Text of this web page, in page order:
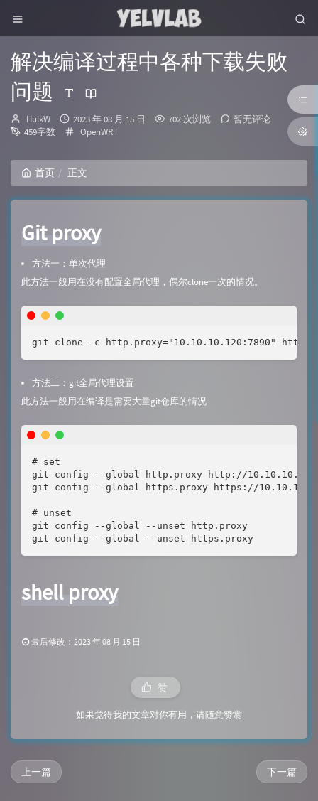
解决编译过程中各种下载失败
问题
博
主：
HulkW
发
布
2023 年 08 月 15 日 702 次浏览
暂无评论
459字数
分
OpenWRT
首页 正文
Git proxy
方法一：单次代理
此方法一般用在没有配置全局代理，偶尔clone一次的情况。
git clone -c http.proxy="10.10.10.120:7890"
方法二：git全局代理设置
此方法一般用在编译是需要大量git仓库的情况
# set
git config --global http.proxy http://
git config --global https.proxy https://
# unset
git config --global --unset http.proxy
git config --global --unset https.proxy
shell proxy
最后修改：2023 年 08 月 15 日
赞
如果觉得我的文章对你有用，请随意赞赏
下一篇
上一篇